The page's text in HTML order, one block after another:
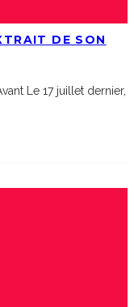
DE SON
Le 17 juillet dernier,